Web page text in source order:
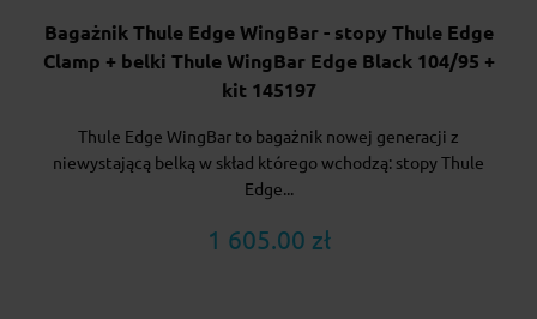
Bagażnik Thule Edge WingBar - stopy Thule Edge
Clamp + belki Thule WingBar Edge Black 104/95 +
kit 145197
Thule Edge WingBar to bagażnik nowej generacji z
niewystającą belką w skład którego wchodzą: stopy Thule
Edge...
1 605.00 zł